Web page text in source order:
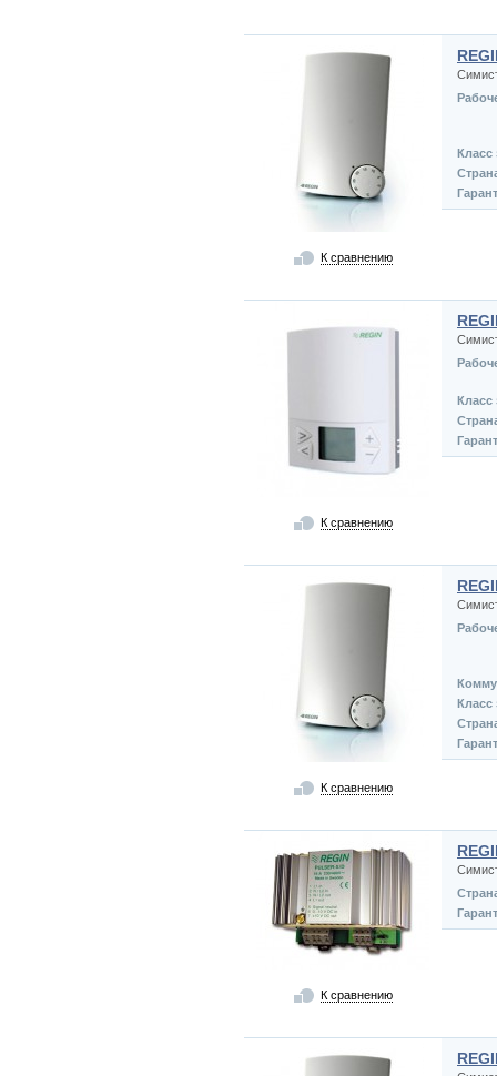
К сравнению
Класс
К сравнению
Класс
К сравнению
Класс
К сравнению